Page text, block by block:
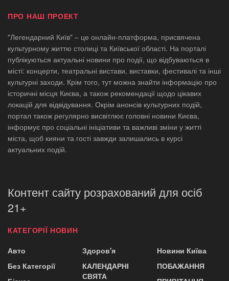
ПРО НАШ ПРОЕКТ
"Легендарний Київ" – це онлайн-платформа, присвячена
культурному життю столиці та Київської області. На порталі
публікуються актуальні новини про події, що відбуваються в
місті: концерти, театральні вистави, виставки, фестивалі та інші
культурні заходи. Крім того, тут можна знайти інформацію про
історичні місця Києва, а також рекомендації щодо цікавих
локацій для відвідування. Окрім анонсів культурних подій,
портал також регулярно висвітлює головні новини Києва,
інформує про соціальні ініціативи та важливі зміни у житті
міста, щоб кияни та гості завжди залишались в курсі
актуальних подій.
Контент сайту розрахований для осіб
21+
КАТЕГОРІЇ НОВИН
Авто
Без Категорії
Здоров'я
КАЛЕНДАРНІ
СВЯТА
Новини Київа
ПОБАЖАННЯ